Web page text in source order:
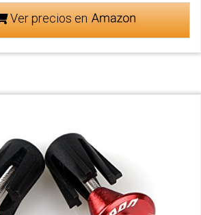
Ver precios en